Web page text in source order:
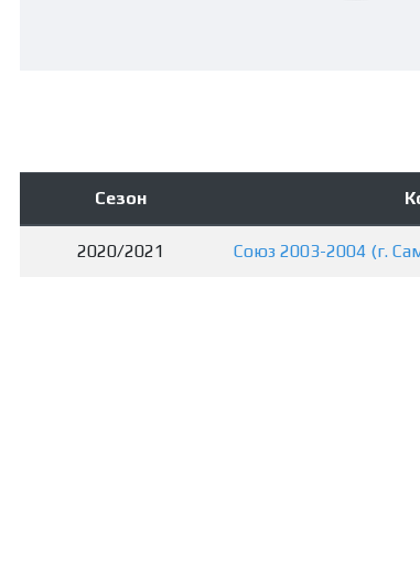
Сезон
2020/2021 Союз 2003-2004 (г.